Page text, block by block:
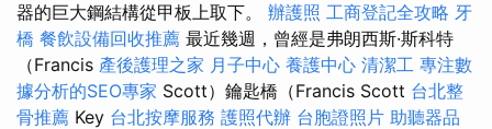
器的巨大鋼結構從甲板上取下。 辦護照 工商登記全攻略 牙
橋 餐飲設備回收推薦 最近幾週，曾經是弗朗西斯·斯科特
（Francis 產後護理之家 月子中心 養護中心 清潔工 專注數
據分析的SEO專家 Scott）鑰匙橋（Francis Scott 台北整
骨推薦 Key 台北按摩服務 護照代辦 台胞證照片 助聽器品